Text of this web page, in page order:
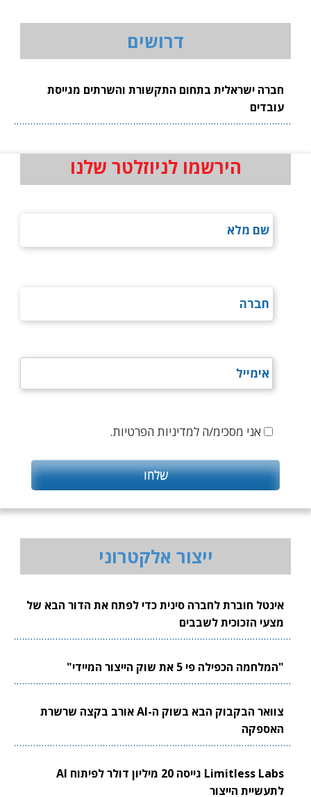
דרושים
חברה ישראלית בתחום התקשורת והשרתים מגייסת
עובדים
הירשמו לניוזלטר שלנו
אני מסכימ/ה למדיניות הפרטיות.
ייצור אלקטרוני
אינטל חוברת לחברה סינית כדי לפתח את הדור הבא של
מצעי הזכוכית לשבבים
"המלחמה הכפילה פי 5 את שוק הייצור המיידי"
צוואר הבקבוק הבא בשוק ה-AI אורב בקצה שרשרת
האספקה
Limitless Labs גייסה 20 מיליון דולר לפיתוח AI
לתעשיית הייצור